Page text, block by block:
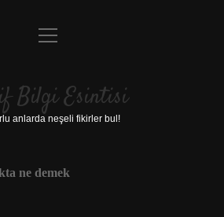
Anasayfa
Yasal Uyarı
menüyü
Bilgi Esintisi
anlarda neşeli fikirler bul!
ne demek